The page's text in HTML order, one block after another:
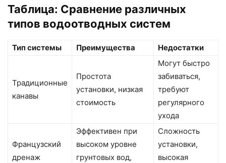
Таблица: Сравнение различных
типов водоотводных систем
Тип системы Преимущества Недостатки
Традиционные
канавы
Простота
установки, низкая
стоимость
Могут быстро
забиваться,
требуют
регулярного
ухода
Французский
дренаж
Эффективен при
высоком уровне
грунтовых вод,
Сложность
установки,
высокая